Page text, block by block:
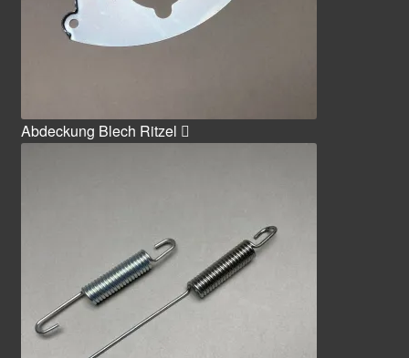
Abdeckung Blech Ritzel